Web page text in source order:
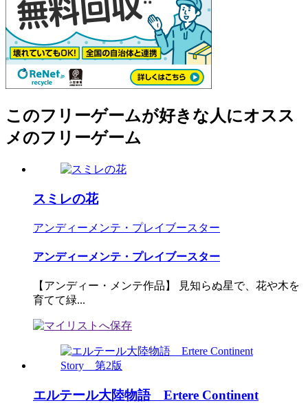
このフリーゲームが好きな人にオスス
メのフリーゲーム
スミレの花
アンディーメンテ・プレイブースター
アンディーメンテ・プレイブースター
【アンディー・メンテ作品】 見知らぬ星で、花や木を
育てて緑...
エルテール大陸物語 Ertere Continent